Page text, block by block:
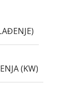
(KW)